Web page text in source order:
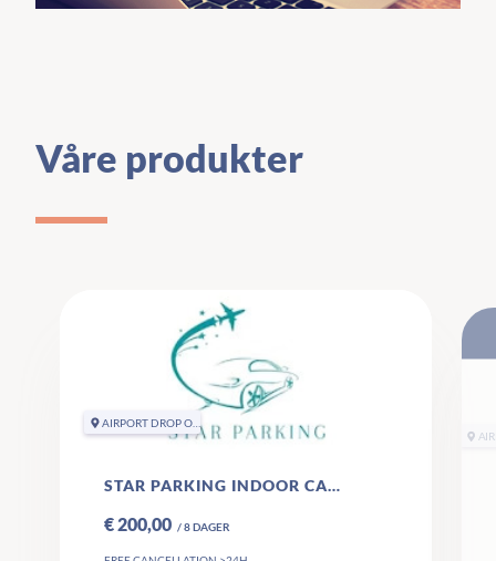
Våre produkter
AIRPORT DROP OFF
STAR PARKING INDOOR CAR PARK VALET ZAVENTEM
€ 200,00 /8DAGER